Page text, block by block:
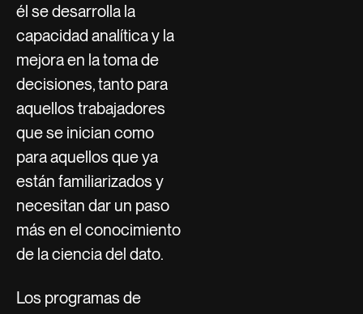
él se desarrolla la
capacidad analítica y la
mejora en la toma de
decisiones, tanto para
aquellos trabajadores
que se inician como
para aquellos que ya
están familiarizados y
necesitan dar un paso
más en el conocimiento
de la ciencia del dato.
Los programas de